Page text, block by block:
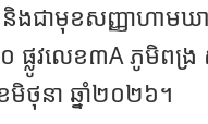
ងជាមុខសញ្ញាហាមឃ
លូវលេខ៣A ភូមិពង្រ
ែមិថុនា ឆ្នាំ២០២៦។